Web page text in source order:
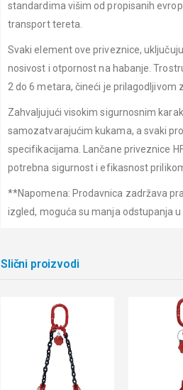
standardima višim od propisanih
transport tereta.
Svaki element ove priveznice,
nosivost i otpornost na habanje.
2 do 6 metara, čineći je prilagodljivom
Zahvaljujući visokim sigurnosnim
samozatvarajućim kukama, a svaki
specifikacijama. Lančane priveznice
potrebna sigurnost i efikasnost
**Napomena: Prodavnica zadržava
izgled, moguća su manja odstupanja
Slični proizvodi